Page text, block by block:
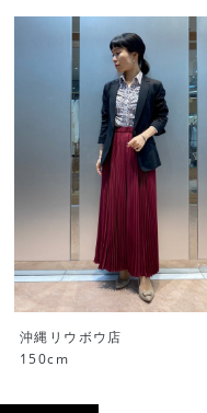
沖縄リウボウ店
150cm